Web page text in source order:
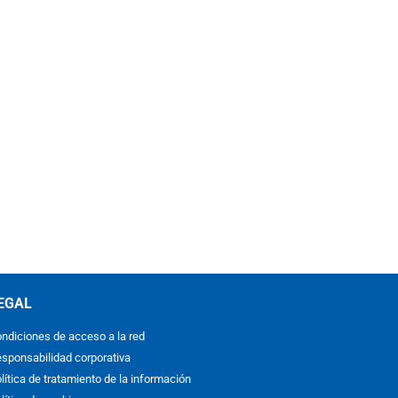
de acceso a la red
corporativa
de tratamiento de la información